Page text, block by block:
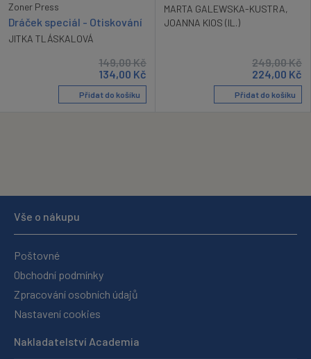
Zoner Press
Dráček speciál - Otiskování
JITKA TLÁSKALOVÁ
149,00Kč
134,00 Kč
Přidat do košíku
MARTA GALEWSKA-KUSTRA,
JOANNA KIOS (IL.)
249,00Kč
224,00 Kč
Přidat do košíku
Vše o nákupu
Poštovné
Obchodní podmínky
Zpracování osobních údajů
Nastavení cookies
Nakladatelství Academia